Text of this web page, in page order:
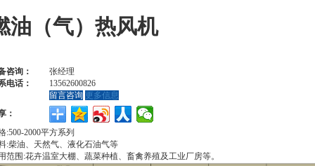
油（气）热风机
咨询：
张经理
电话：
13562600826
留言咨询 更多信息
：
:500-2000平方系列
:柴油、天然气、液化石油气等
范围:花卉温室大棚、蔬菜种植、畜禽养殖及工业厂房等。